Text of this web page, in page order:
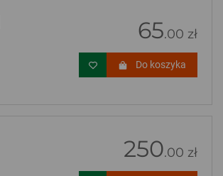
65.00 zł
Do koszyka
250.00 zł